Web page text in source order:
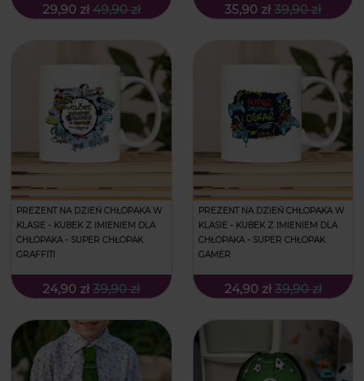
29,90 zł 49,90 zł 35,90 zł 39,90 zł
PREZENT NA DZIEŃ CHŁOPAKA W
KLASIE - KUBEK Z IMIENIEM DLA
CHŁOPAKA - SUPER CHŁOPAK
GRAFFITI
24,90 zł 39,90 zł
PREZENT NA DZIEŃ CHŁOPAKA W
KLASIE - KUBEK Z IMIENIEM DLA
CHŁOPAKA - SUPER CHŁOPAK
GAMER
24,90 zł 39,90 zł